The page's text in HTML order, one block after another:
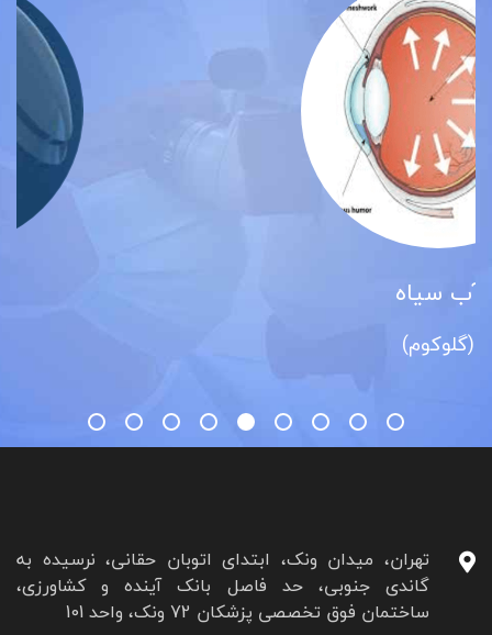
تهران، میدان ونک، ابتدای اتوبان حقانی، نرسیده به
گاندی جنوبی، حد فاصل بانک آینده و کشاورزی،
ساختمان فوق تخصصی پزشکان 72 ونک، واحد 101